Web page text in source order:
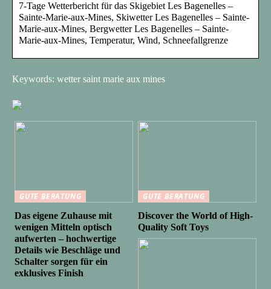
7-Tage Wetterbericht für das Skigebiet Les Bagenelles –
Sainte-Marie-aux-Mines, Skiwetter Les Bagenelles – Sainte-
Marie-aux-Mines, Bergwetter Les Bagenelles – Sainte-
Marie-aux-Mines, Temperatur, Wind, Schneefallgrenze
Keywords: wetter saint marie aux mines
GUTE BERATUNG
Das eigene Zuhause mit
wenigen Mitteln optisch
aufwerten – hochwertige
Details wie Beschläge und
Schalter sorgen für ein
exklusives Finish
GUTE BERATUNG
Discover the World of High-
Quality Soft Toys